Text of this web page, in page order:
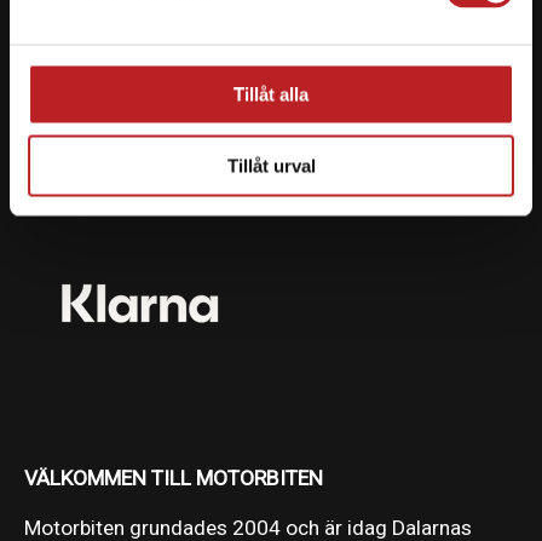
Tillåt alla
Tillåt urval
Vi erbjuder flera olika betalsätt. Dina köp är alltid
skyddade med krypteringsteknik.
VÄLKOMMEN TILL MOTORBITEN
Motorbiten grundades 2004 och är idag Dalarnas